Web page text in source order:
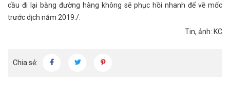
cầu đi lại bằng đường hàng không sẽ phục hồi nhanh để về mốc
trước dịch năm 2019./.
Tin, ảnh: KC
Chia sẻ: